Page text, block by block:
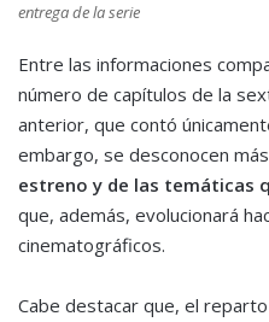
entrega de la serie
Entre las informaciones
número de capítulos de la
anterior, que contó
embargo, se desconocen
estreno y de las temáticas
que, además, evolucionará
cinematográficos.
Cabe destacar que, el